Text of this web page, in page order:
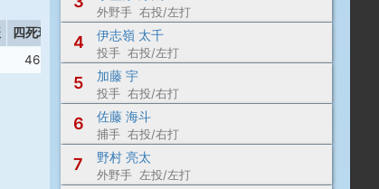
四死球
失策
46 10 7
外野手 右投/左打
4 伊志嶺 太千
投手 右投/左打
5 加藤 宇
投手 右投/右打
6 佐藤 海斗
捕手 右投/右打
7 野村 亮太
外野手 左投/左打